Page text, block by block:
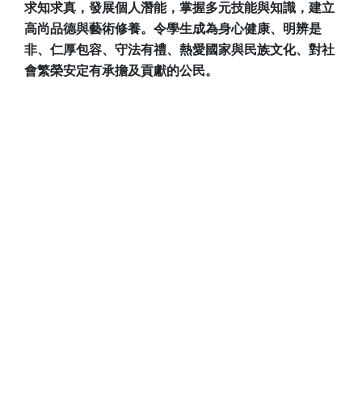
求知求真，發展個人潛能，掌握多元技能與知識，建立
高尚品德與藝術修養。令學生成為身心健康、明辨是
非、仁厚包容、守法有禮、熱愛國家與民族文化、對社
會繁榮安定有承擔及貢獻的公民。